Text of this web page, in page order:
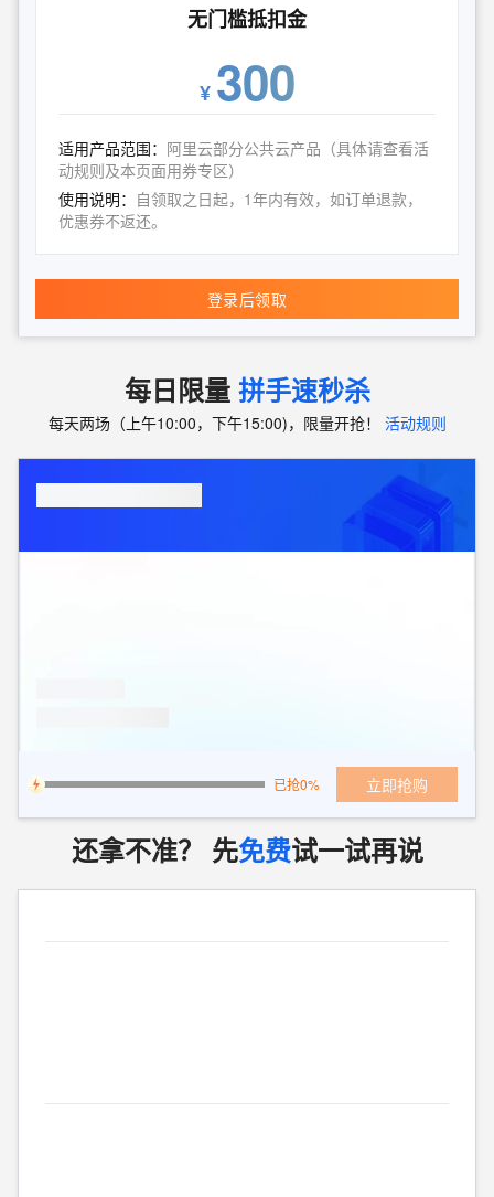
无门槛抵扣金
¥ 300
适用产品范围： 阿里云部分公共云产品（具体请查看活
动规则及本页面用券专区）
使用说明： 自领取之日起，1年内有效，如订单退款，
优惠券不返还。
登录后领取
每日限量 拼手速秒杀
每天两场（上午10:00，下午15:00)，限量开抢！ 活动规则
已抢0% 立即抢购
还拿不准？ 先免费试一试再说